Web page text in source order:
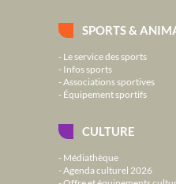
SPORTS &
Le service des sports
Infos sports
Associations sportives
Équipement sportifs
CULTURE
Médiathèque
Agenda culturel 2026